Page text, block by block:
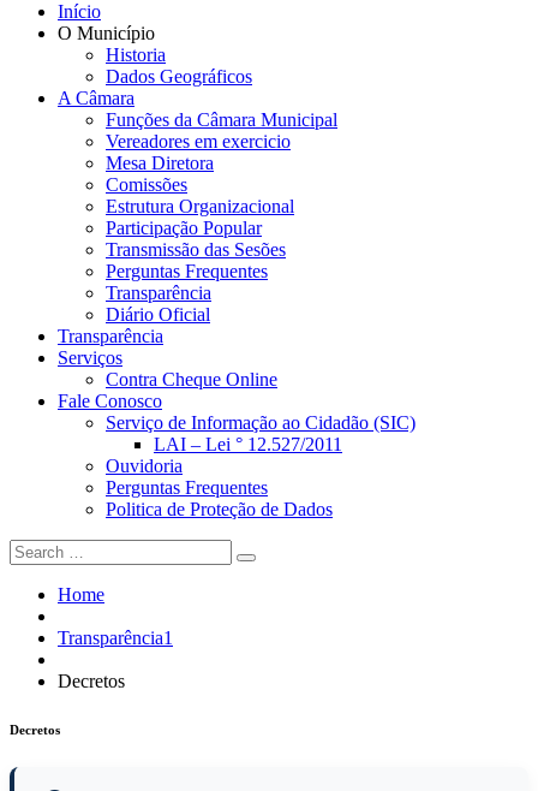
Início
O Município
Historia
Dados Geográficos
A Câmara
Funções da Câmara Municipal
Vereadores em exercicio
Mesa Diretora
Comissões
Estrutura Organizacional
Participação Popular
Transmissão das Sesões
Perguntas Frequentes
Transparência
Diário Oficial
Transparência
Serviços
Contra Cheque Online
Fale Conosco
Serviço de Informação ao Cidadão (SIC)
LAI – Lei ° 12.527/2011
Ouvidoria
Perguntas Frequentes
Politica de Proteção de Dados
Home
Transparência1
Decretos
Decretos